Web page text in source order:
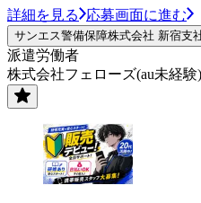
詳細を見る 応募画面に進む
サンエス警備保障株式会社 新宿支
派遣労働者
株式会社フェローズ(au未経験